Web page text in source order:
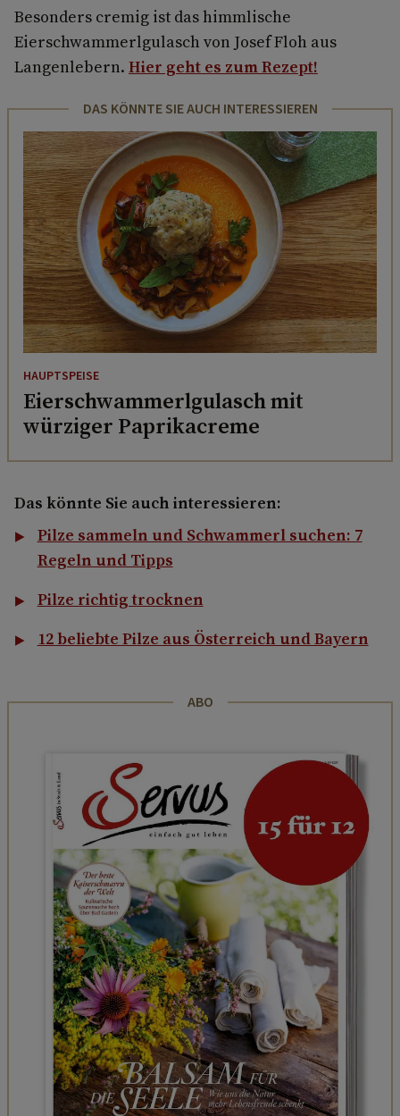
Besonders cremig ist das himmlische
Eierschwammerlgulasch von Josef Floh aus
Langenlebern. Hier geht es zum Rezept!
DAS KÖNNTE SIE AUCH INTERESSIEREN
HAUPTSPEISE
Eierschwammerlgulasch mit
würziger Paprikacreme
Das könnte Sie auch interessieren:
Pilze sammeln und Schwammerl suchen: 7
Regeln und Tipps
Pilze richtig trocknen
12 beliebte Pilze aus Österreich und Bayern
ABO